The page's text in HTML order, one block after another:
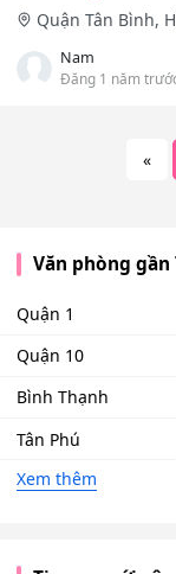
Quận Tân Bình,
Nam
Đăng 1 năm
«
Văn phòng gần
Quận 1
Quận 10
Bình Thạnh
Tân Phú
Xem thêm